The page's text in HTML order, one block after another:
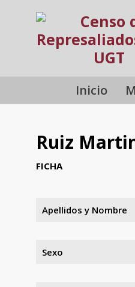
Inicio
Ruiz
FICHA
Apellidos y Nombre
Sexo